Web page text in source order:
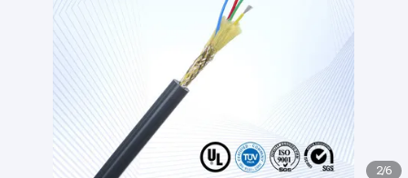
2/6